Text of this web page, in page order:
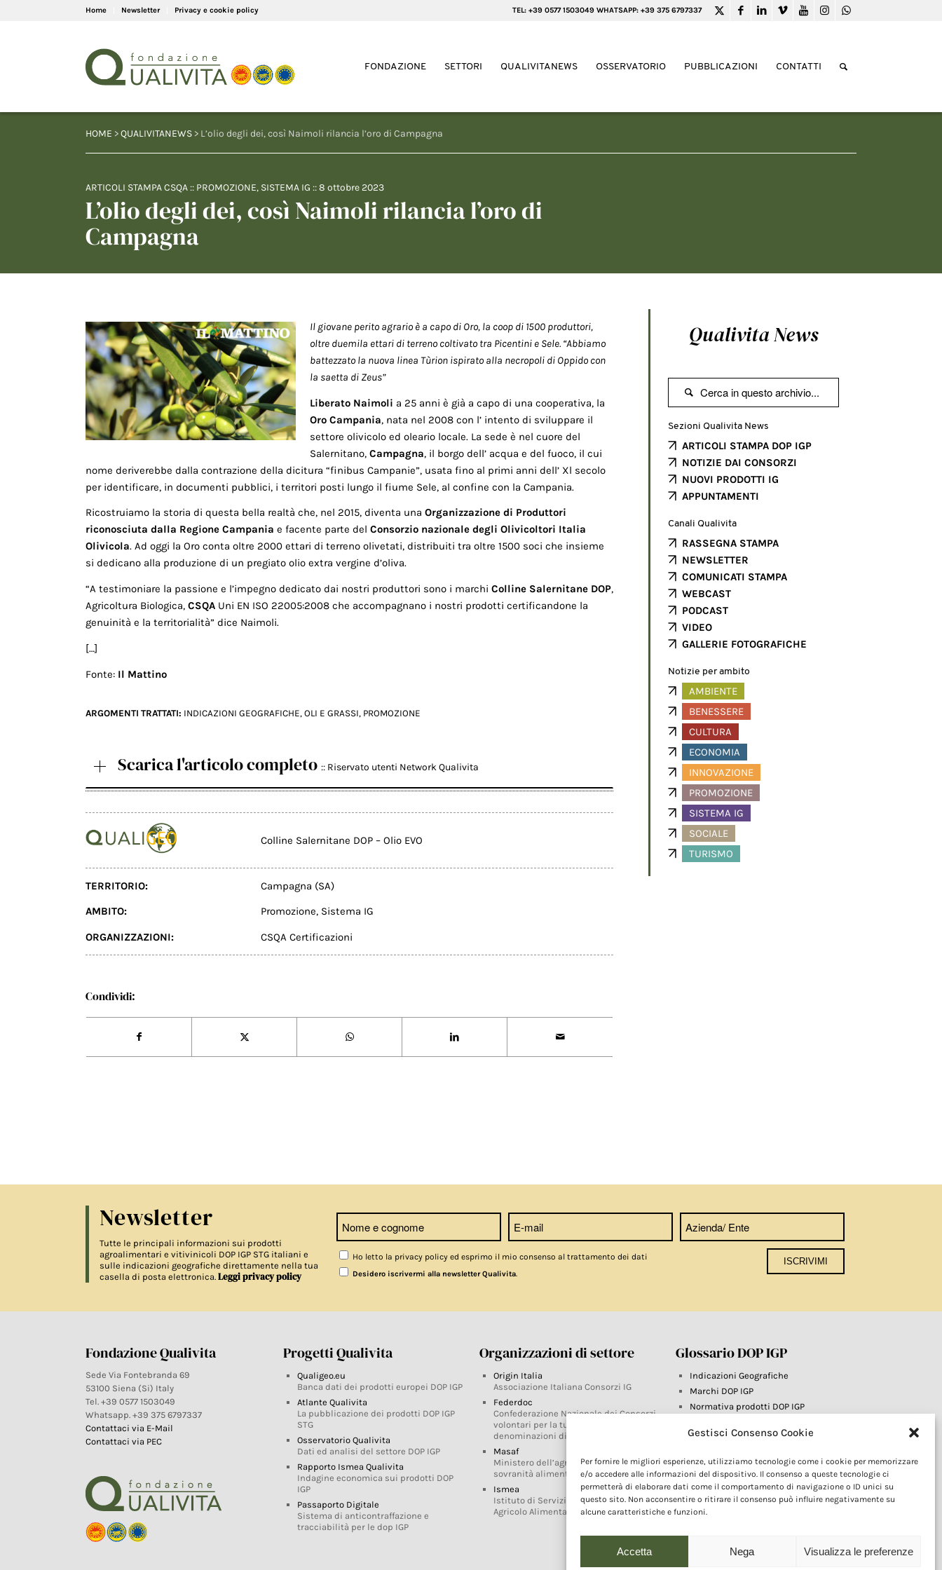
Gestisci Consenso Cookie
Per fornire le migliori esperienze, utilizziamo tecnologie come i cookie per memorizzare
e/o accedere alle informazioni del dispositivo. Il consenso a queste tecnologie ci
permetterà di elaborare dati come il comportamento di navigazione o ID unici su
questo sito. Non acconsentire o ritirare il consenso può influire negativamente su
alcune caratteristiche e funzioni.
Accetta Nega Visualizza le preferenze
Home Newsletter Privacy e cookie policy TEL: +39 0577 1503049 WHATSAPP: +39 375 6797337
FONDAZIONE SETTORI QUALIVITANEWS OSSERVATORIO PUBBLICAZIONI CONTATTI
HOME >QUALIVITANEWS > L’olio degli dei, così Naimoli rilancia l’oro di Campagna
ARTICOLI STAMPA CSQA :: PROMOZIONE, SISTEMA IG ::8 ottobre 2023
L’olio degli dei, così Naimoli rilancia l’oro di
Campagna
Il giovane perito agrario è a capo di Oro, la coop di 1500 produttori,
oltre duemila ettari di terreno coltivato tra Picentini e Sele. “Abbiamo
battezzato la nuova linea Tùrion ispirato alla necropoli di Oppido con
la saetta di Zeus”
Liberato Naimoli a 25 anni è già a capo di una cooperativa, la
Oro Campania, nata nel 2008 con l’ intento di sviluppare il
settore olivicolo ed oleario locale. La sede è nel cuore del
Salernitano, Campagna, il borgo dell’ acqua e del fuoco, il cui
nome deriverebbe dalla contrazione della dicitura “finibus Campanie”, usata fino al primi anni dell’ Xl secolo
per identificare, in documenti pubblici, i territori posti lungo il fiume Sele, al confine con la Campania.
Ricostruiamo la storia di questa bella realtà che, nel 2015, diventa una Organizzazione di Produttori
riconosciuta dalla Regione Campania e facente parte del Consorzio nazionale degli Olivicoltori Italia
Olivicola. Ad oggi la Oro conta oltre 2000 ettari di terreno olivetati, distribuiti tra oltre 1500 soci che insieme
si dedicano alla produzione di un pregiato olio extra vergine d’oliva.
“A testimoniare la passione e l’impegno dedicato dai nostri produttori sono i marchi Colline Salernitane DOP,
Agricoltura Biologica, CSQA Uni EN ISO 22005:2008 che accompagnano i nostri prodotti certificandone la
genuinità e la territorialità” dice Naimoli.
[…]
Fonte: Il Mattino
ARGOMENTI TRATTATI: INDICAZIONI GEOGRAFICHE, OLI E GRASSI, PROMOZIONE
Scarica l'articolo completo :: Riservato utenti Network Qualivita
Colline Salernitane DOP – Olio EVO
TERRITORIO: Campagna (SA)
AMBITO: Promozione, Sistema IG
ORGANIZZAZIONI: CSQA Certificazioni
Condividi:
Qualivita News

Sezioni Qualivita News
ARTICOLI STAMPA DOP IGP
NOTIZIE DAI CONSORZI
NUOVI PRODOTTI IG
APPUNTAMENTI
Canali Qualivita
RASSEGNA STAMPA
NEWSLETTER
COMUNICATI STAMPA
WEBCAST
PODCAST
VIDEO
GALLERIE FOTOGRAFICHE
Notizie per ambito
AMBIENTE
BENESSERE
CULTURA
ECONOMIA
INNOVAZIONE
PROMOZIONE
SISTEMA IG
SOCIALE
TURISMO
Newsletter
Tutte le principali informazioni sui prodotti
agroalimentari e vitivinicoli DOP IGP STG italiani e
sulle indicazioni geografiche direttamente nella tua
casella di posta elettronica. Leggi privacy policy
Ho letto la privacy policy ed esprimo il mio consenso al trattamento dei dati
Desidero iscrivermi alla newsletter Qualivita
Fondazione Qualivita
Sede Via Fontebranda 69
53100 Siena (Si) Italy
Tel. +39 0577 1503049
Whatsapp. +39 375 6797337
Contattaci via E-Mail
Contattaci via PEC
Progetti Qualivita
Qualigeo.eu
Banca dati dei prodotti europei DOP IGP
Atlante Qualivita
La pubblicazione dei prodotti DOP IGP
STG
Osservatorio Qualivita
Dati ed analisi del settore DOP IGP
Rapporto Ismea Qualivita
Indagine economica sui prodotti DOP
IGP
Passaporto Digitale
Sistema di anticontraffazione e
tracciabilità per le dop IGP
Organizzazioni di settore
Origin Italia
Associazione Italiana Consorzi IG
Federdoc
Confederazione Nazionale dei Consorzi
volontari per la tutela delle
denominazioni di origine
Masaf
Ministero dell’agricoltura, della
sovranità alimentare e delle foreste
Ismea
Istituto di Servizi per il Mercato
Agricolo Alimentare
Glossario DOP IGP
Indicazioni Geografiche
Marchi DOP IGP
Normativa prodotti DOP IGP
Farm To Fork e prodotti DOP IGP
Riforma Sistema IG
Turismo DOP